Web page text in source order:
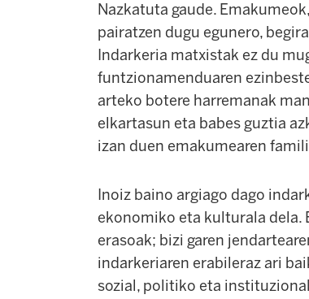
Nazkatuta gaude.
pairatzen dugu egunero,
Indarkeria matxistak ez du
funtzionamenduaren
arteko botere harremanak
elkartasun eta babes guztia
izan duen emakumearen
Inoiz baino argiago dago
ekonomiko eta kulturala dela.
erasoak; bizi garen
indarkeriaren erabileraz ari
sozial, politiko eta